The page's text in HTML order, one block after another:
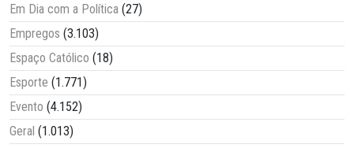
Em Dia com a Política (27)
Empregos (3.103)
Espaço Católico (18)
Esporte (1.771)
Evento (4.152)
Geral (1.013)